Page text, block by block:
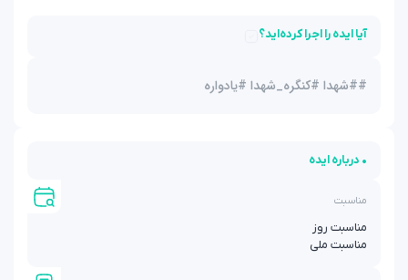
• درباره ایده
مناسبت
مناسبت روز
مناسبت ملی
آیا ایده را اجرا کرده‌اید؟
##شهدا #کنگره_شهدا #یادواره